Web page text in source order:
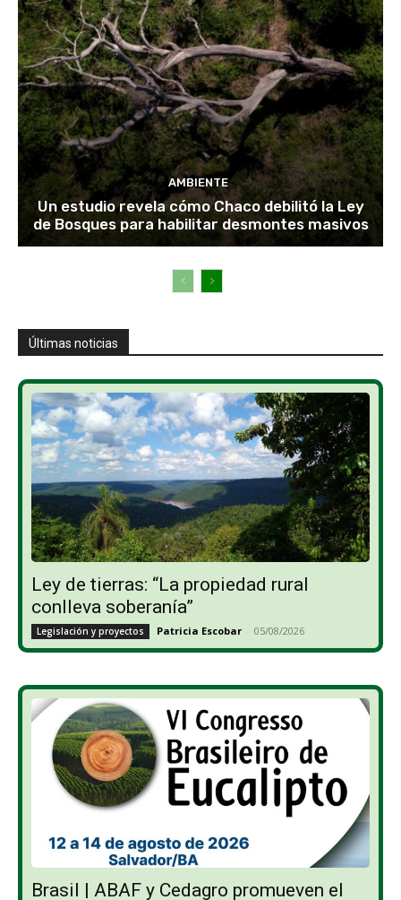
AMBIENTE
Un estudio revela cómo Chaco debilitó la Ley
de Bosques para habilitar desmontes masivos
Últimas noticias
Ley de tierras: “La propiedad rural
conlleva soberanía”
Legislación y proyectos Patricia Escobar - 05/08/2026
Brasil | ABAF y Cedagro promueven el